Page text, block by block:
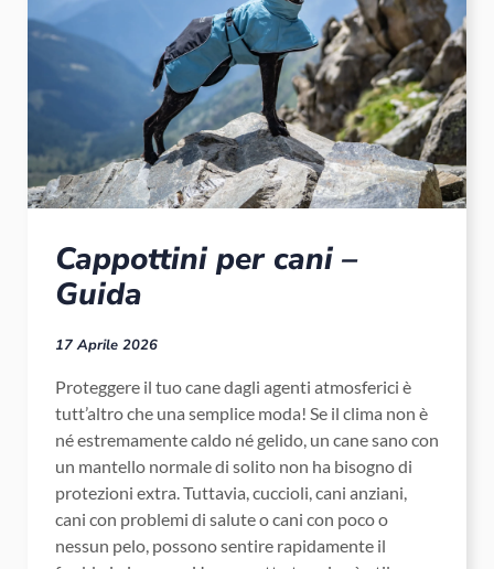
Cappottini per cani –
Guida
17 Aprile 2026
Proteggere il tuo cane dagli agenti atmosferici è
tutt’altro che una semplice moda! Se il clima non è
né estremamente caldo né gelido, un cane sano con
un mantello normale di solito non ha bisogno di
protezioni extra. Tuttavia, cuccioli, cani anziani,
cani con problemi di salute o cani con poco o
nessun pelo, possono sentire rapidamente il